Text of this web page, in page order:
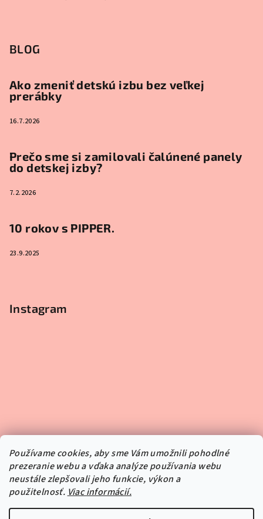
Používame cookies, aby sme Vám umožnili pohodlné
prezeranie webu a vďaka analýze používania webu
neustále zlepšovali jeho funkcie, výkon a
použitelnosť. Viac informácií.
BLOG
Ako zmeniť detskú izbu bez veľkej
prerábky
16.7.2026
Prečo sme si zamilovali čalúnené panely
do detskej izby?
7.2.2026
10 rokov s PIPPER.
23.9.2025
Instagram